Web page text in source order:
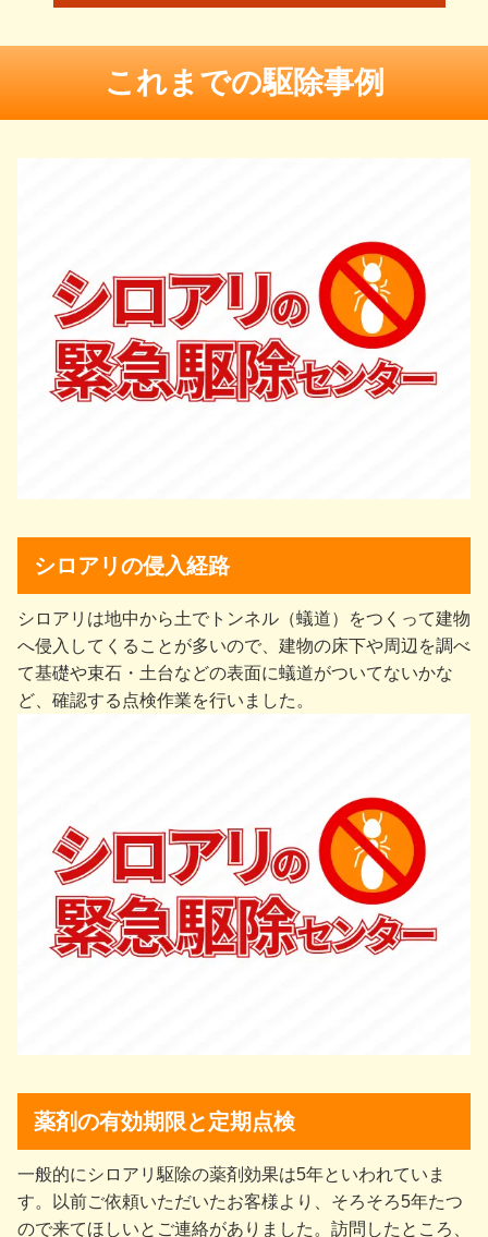
これまでの駆除事例
シロアリの侵入経路
シロアリは地中から⼟でトンネル（蟻道）をつくって建物
へ侵⼊してくることが多いので、建物の床下や周辺を調べ
て基礎や束⽯・⼟台などの表⾯に蟻道がついてないかな
ど、確認する点検作業を行いました。
薬剤の有効期限と定期点検
一般的にシロアリ駆除の薬剤効果は5年といわれていま
す。以前ご依頼いただいたお客様より、そろそろ5年たつ
ので来てほしいとご連絡がありました。訪問したところ、